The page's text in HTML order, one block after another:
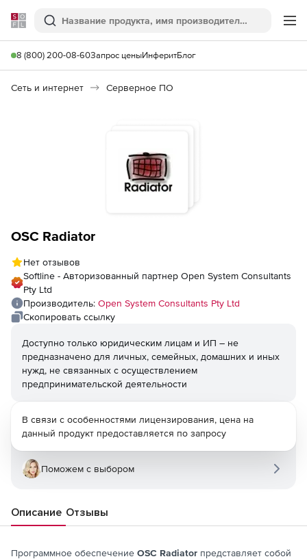
Softline
Поиск
8 (800) 200-08-60Запрос ценыИнферитБлог
Сеть и интернет Серверное ПО
OSC Radiator
Нет отзывов
Softline - Авторизованный партнер Open System Consultants
Pty Ltd
Производитель: Open System Consultants Pty Ltd
Скопировать ссылку
Доступно только юридическим лицам и ИП – не
предназначено для личных, семейных, домашних и иных
нужд, не связанных с осуществлением
предпринимательской деятельности
В связи с особенностями лицензирования, цена на
данный продукт предоставляется по запросу
Поможем с выбором
Описание Отзывы
Программное обеспечение OSC Radiator представляет собой